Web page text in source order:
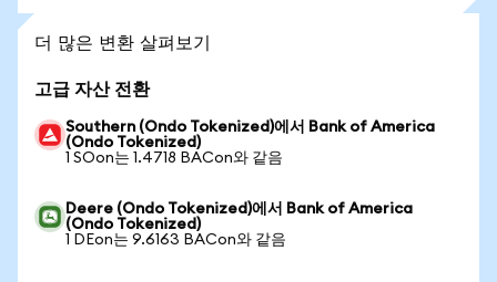
더 많은 변환 살펴보기
고급 자산 전환
Southern (Ondo Tokenized)에서 Bank of America
(Ondo Tokenized)
1 SOon는 1.4718 BACon와 같음
Deere (Ondo Tokenized)에서 Bank of America
(Ondo Tokenized)
1 DEon는 9.6163 BACon와 같음